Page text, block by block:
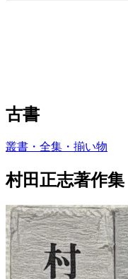
古書
叢書・全集・揃い物
村田正志著作